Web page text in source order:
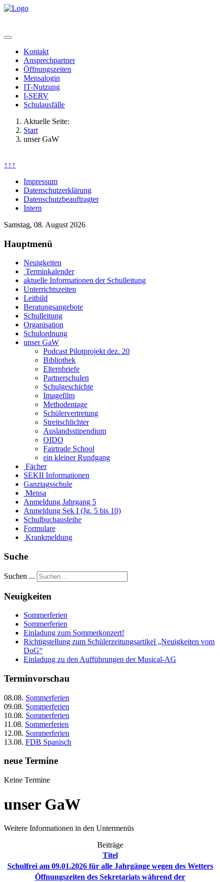
Kontakt
Ansprechpartner
Öffnungszeiten
Mensalogin
IT-Nutzung
I-SERV
Schulausfälle
Aktuelle Seite:
Start
unser GaW
↑↑↑
Impressum
Datenschutzerklärung
Datenschutzbeauftragter
Intern
Samstag, 08. August 2026
Hauptmenü
Neuigkeiten
Terminkalender
aktuelle Informationen der Schulleitung
Unterrichtszeiten
Leitbild
Beratungsangebote
Schulleitung
Organisation
Schulordnung
unser GaW
Podcast Pilotprojekt dez. 20
Bibliothek
Elternbriefe
Partnerschulen
Schulgeschichte
Imagefilm
Methodentage
Schülervertretung
Streitschlichter
Auslandsstipendium
OIDO
Fairtrade School
ein kleiner Rundgang
Fächer
SEKII Informationen
Ganztagsschule
Mensa
Anmeldung Jahrgang 5
Anmeldung Sek I (Jg. 5 bis 10)
Schulbuchausleihe
Formulare
Krankmeldung
Suche
Suchen ...
Neuigkeiten
Sommerferien
Sommerferien
Einladung zum Sommerkonzert!
Richtigstellung zum Schülerzeitungsartikel „Neuigkeiten vom
DoG“
Einladung zu den Aufführungen der Musical-AG
Terminvorschau
08.08. Sommerferien
09.08. Sommerferien
10.08. Sommerferien
11.08. Sommerferien
12.08. Sommerferien
13.08. FDB Spanisch
neue Termine
Keine Termine
unser GaW
Weitere Informationen in den Untermenüs
Beiträge
Titel
Schulfrei am 09.01.2026 für alle Jahrgänge wegen des Wetters
Öffnungszeiten des Sekretariats während der